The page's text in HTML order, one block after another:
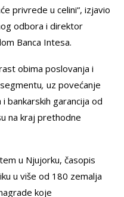
privrede u celini“, izjavio
odbora i direktor
Banca Intesa.
obima poslovanja i
segmentu, uz povećanje
bankarskih garancija od
na kraj prethodne
u Njujorku, časopis
u više od 180 zemalja
koje